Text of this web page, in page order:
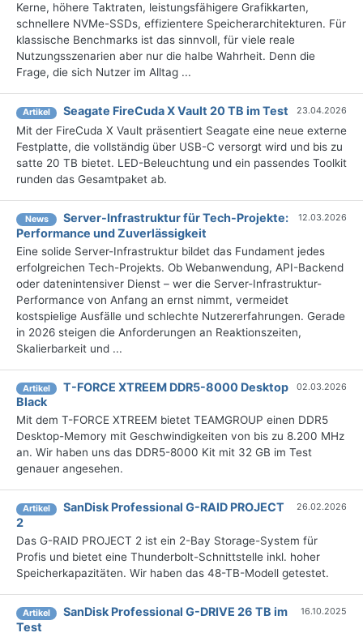
Kerne, höhere Taktraten, leistungsfähigere Grafikkarten,
schnellere NVMe-SSDs, effizientere Speicherarchitekturen. Für
klassische Benchmarks ist das sinnvoll, für viele reale
Nutzungsszenarien aber nur die halbe Wahrheit. Denn die
Frage, die sich Nutzer im Alltag ...
Artikel Seagate FireCuda X Vault 20 TB im Test 23.04.2026
Mit der FireCuda X Vault präsentiert Seagate eine neue externe
Festplatte, die vollständig über USB-C versorgt wird und bis zu
satte 20 TB bietet. LED-Beleuchtung und ein passendes Toolkit
runden das Gesamtpaket ab.
News
Server-Infrastruktur für Tech-Projekte:
Performance und Zuverlässigkeit
12.03.2026
Eine solide Server-Infrastruktur bildet das Fundament jedes
erfolgreichen Tech-Projekts. Ob Webanwendung, API-Backend
oder datenintensiver Dienst – wer die Server-Infrastruktur-
Performance von Anfang an ernst nimmt, vermeidet
kostspielige Ausfälle und schlechte Nutzererfahrungen. Gerade
in 2026 steigen die Anforderungen an Reaktionszeiten,
Skalierbarkeit und ...
Artikel
T-FORCE XTREEM DDR5-8000 Desktop
Black
02.03.2026
Mit dem T-FORCE XTREEM bietet TEAMGROUP einen DDR5
Desktop-Memory mit Geschwindigkeiten von bis zu 8.200 MHz
an. Wir haben uns das DDR5-8000 Kit mit 32 GB im Test
genauer angesehen.
Artikel
SanDisk Professional G-RAID PROJECT
2
26.02.2026
Das G-RAID PROJECT 2 ist ein 2-Bay Storage-System für
Profis und bietet eine Thunderbolt-Schnittstelle inkl. hoher
Speicherkapazitäten. Wir haben das 48-TB-Modell getestet.
Artikel
SanDisk Professional G-DRIVE 26 TB im
Test
16.10.2025